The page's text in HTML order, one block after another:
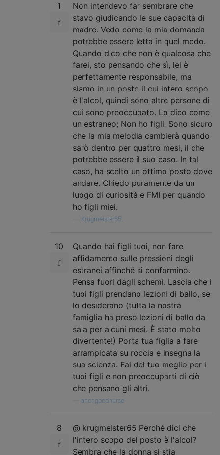
1
Non intendevo far sembrare che
stavo giudicando le sue capacità di
madre. Vedo come la mia domanda
potrebbe essere letta in quel modo.
Quando dico che non è qualcosa che
farei, sto pensando che sì, lei è
perfettamente responsabile, ma
siamo in un posto il cui intero scopo
è l'alcol, quindi sono altre persone di
cui sono preoccupato. Lo dico come
un estraneo; Non ho figli. Sono sicuro
che la mia melodia cambierà quando
sarò dentro per quattro mesi, il che
potrebbe essere il suo caso. In tal
caso, ha scelto un ottimo posto dove
andare. Chiedo puramente da un
luogo di curiosità e FMI per quando
ho figli miei.
Krugmeister65,
10
Quando hai figli tuoi, non fare
affidamento sulle pressioni degli
estranei affinché si conformino.
Pensa fuori dagli schemi. Lascia che i
tuoi figli prendano lezioni di ballo, se
lo desiderano (tutta la nostra
famiglia ha preso lezioni di ballo da
sala per alcuni mesi. È stato molto
divertente!) Porta tua figlia a fare
arrampicata su roccia e insegna la
sua scienza. Fai del tuo meglio per i
tuoi figli e non preoccuparti di ciò
che pensano gli altri.
anongoodnurse
8
@ krugmeister65 Perché dici che
l'intero scopo del posto è l'alcol?
Sembra che la donna si stia